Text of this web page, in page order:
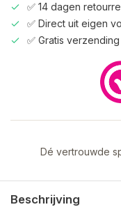
✅ 14 dagen
✅ Direct uit eigen
✅ Gratis
Dé vertrouwde
Beschrijving